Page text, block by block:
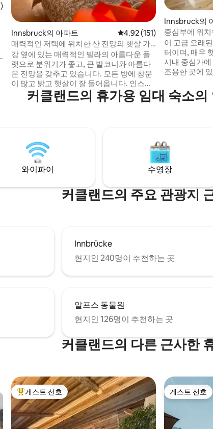
점 만점), 후기 148개
Innsbruck의 아파트 평점 4.92점(5점 만점), 후기
4.92 (151)
매력적인 저택에 위치한 산 전망의 햇살 가
득한 넓은 아파트
강 옆에 있는 매력적인 빌라의 아름다운 플
랫으로 분위기가 좋고, 큰 발코니와 아름다
운 전망을 갖추고 있습니다. 모든 방에 창문
이 많고 밝고 햇살이 잘 들어옵니다. 인스브
루크 구시가지에 가보고 싶다면 리버 인을
따라 산책하거나 숙소 건너편의 넥스트바이
료 주차 가능. 평면 스크린 TV 2개(넷플릭스
2개), 보스 블루투스 음악
Innsbruck의
중심부에 위
의 개조 상태
이 고급 오래
터이며, 매우
시내 중심가
조용한 곳에 있습니다. 침
맥을 볼 수 있습니다. 주방과
로 매우 햇살
커클랜드의 휴가용 임대 숙소의
와이파이 수영장
커클랜드의 주요 관광지
Innbrücke
현지인 240명이 추천하는 곳
알프스 동물원
현지인 126명이 추천하는 곳
커클랜드의 다른 근사한
상위 게스트 선호
게스트 선호 게스트 선호
게스트 선호